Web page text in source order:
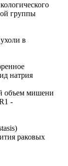
группы
в
натрия
объем мишени
-
раковых